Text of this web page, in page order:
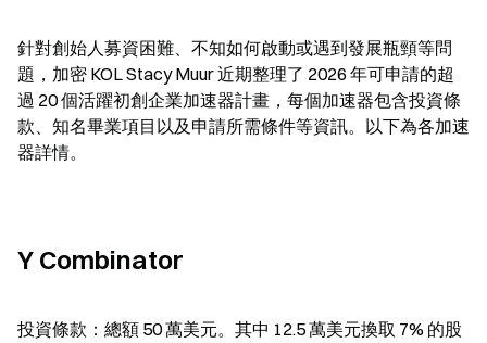
針對創始人募資困難、不知如何啟動或遇到發展瓶頸等問
題，加密 KOL Stacy Muur 近期整理了 2026 年可申請的超
過 20 個活躍初創企業加速器計畫，每個加速器包含投資條
款、知名畢業項目以及申請所需條件等資訊。以下為各加速
器詳情。
Y Combinator
投資條款：總額 50 萬美元。其中 12.5 萬美元換取 7% 的股